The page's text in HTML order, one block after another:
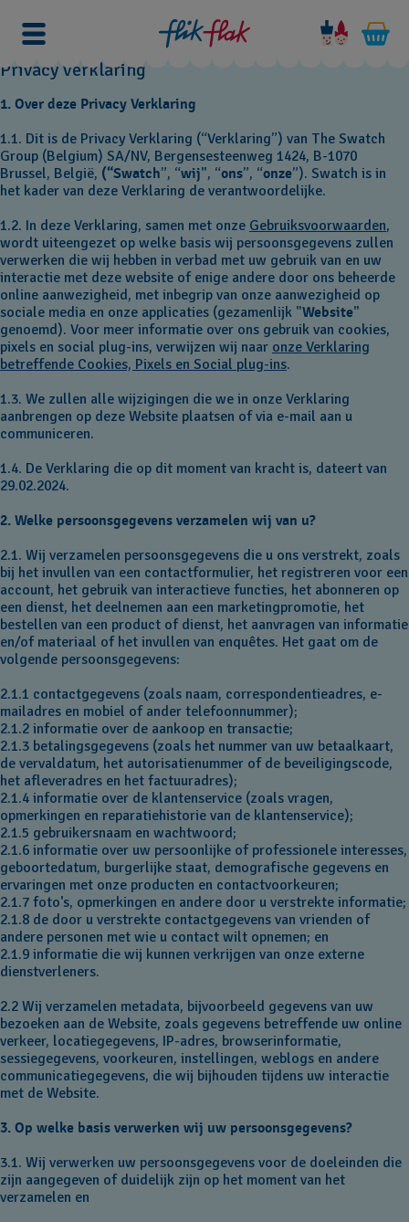
Privacy Verklaring
1. Over deze Privacy Verklaring
1.1. Dit is de Privacy Verklaring (“Verklaring”) van The Swatch
Group (Belgium) SA/NV, Bergensesteenweg 1424, B-1070
Brussel, België, (“Swatch”, “wij", “ons”, “onze”). Swatch is in
het kader van deze Verklaring de verantwoordelijke.
1.2. In deze Verklaring, samen met onze Gebruiksvoorwaarden,
wordt uiteengezet op welke basis wij persoonsgegevens zullen
verwerken die wij hebben in verbad met uw gebruik van en uw
interactie met deze website of enige andere door ons beheerde
online aanwezigheid, met inbegrip van onze aanwezigheid op
sociale media en onze applicaties (gezamenlijk "Website"
genoemd). Voor meer informatie over ons gebruik van cookies,
pixels en social plug-ins, verwijzen wij naar onze Verklaring
betreffende Cookies, Pixels en Social plug-ins.
1.3. We zullen alle wijzigingen die we in onze Verklaring
aanbrengen op deze Website plaatsen of via e-mail aan u
communiceren.
1.4. De Verklaring die op dit moment van kracht is, dateert van
29.02.2024.
2. Welke persoonsgegevens verzamelen wij van u?
2.1. Wij verzamelen persoonsgegevens die u ons verstrekt, zoals
bij het invullen van een contactformulier, het registreren voor een
account, het gebruik van interactieve functies, het abonneren op
een dienst, het deelnemen aan een marketingpromotie, het
bestellen van een product of dienst, het aanvragen van informatie
en/of materiaal of het invullen van enquêtes. Het gaat om de
volgende persoonsgegevens:
2.1.1 contactgegevens (zoals naam, correspondentieadres, e-
mailadres en mobiel of ander telefoonnummer);
2.1.2 informatie over de aankoop en transactie;
2.1.3 betalingsgegevens (zoals het nummer van uw betaalkaart,
de vervaldatum, het autorisatienummer of de beveiligingscode,
het afleveradres en het factuuradres);
2.1.4 informatie over de klantenservice (zoals vragen,
opmerkingen en reparatiehistorie van de klantenservice);
2.1.5 gebruikersnaam en wachtwoord;
2.1.6 informatie over uw persoonlijke of professionele interesses,
geboortedatum, burgerlijke staat, demografische gegevens en
ervaringen met onze producten en contactvoorkeuren;
2.1.7 foto's, opmerkingen en andere door u verstrekte informatie;
2.1.8 de door u verstrekte contactgegevens van vrienden of
andere personen met wie u contact wilt opnemen; en
2.1.9 informatie die wij kunnen verkrijgen van onze externe
dienstverleners.
2.2 Wij verzamelen metadata, bijvoorbeeld gegevens van uw
bezoeken aan de Website, zoals gegevens betreffende uw online
verkeer, locatiegegevens, IP-adres, browserinformatie,
sessiegegevens, voorkeuren, instellingen, weblogs en andere
communicatiegegevens, die wij bijhouden tijdens uw interactie
met de Website.
3. Op welke basis verwerken wij uw persoonsgegevens?
3.1. Wij verwerken uw persoonsgegevens voor de doeleinden die
zijn aangegeven of duidelijk zijn op het moment van het
verzamelen en